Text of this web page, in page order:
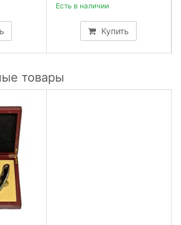
Купить
Есть в наличии
товары